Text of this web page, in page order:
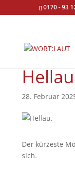
0170 - 93
28. Februar
Der kürzeste
sich.